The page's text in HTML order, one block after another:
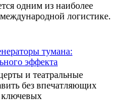
одним из наиболее
логистике.
тумана:
эффекта
и театральные
без впечатляющих